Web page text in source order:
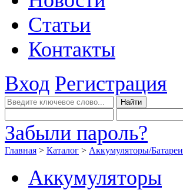
Статьи
Контакты
Вход Регистрация
Забыли пароль?
Главная > Каталог > Аккумуляторы/Батареи
Аккумуляторы